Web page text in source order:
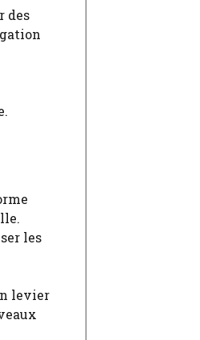
des
les
levier